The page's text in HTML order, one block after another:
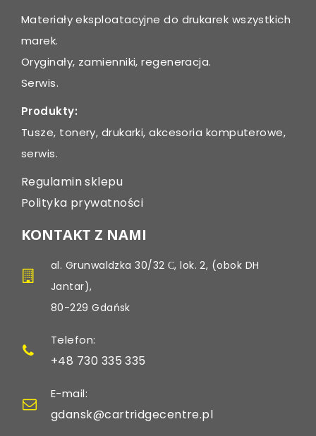
Materiały eksploatacyjne do drukarek wszystkich
marek.
Oryginały, zamienniki, regeneracja.
Serwis.
Produkty:
Tusze, tonery, drukarki, akcesoria komputerowe,
serwis.
Regulamin sklepu
Polityka prywatności
KONTAKT Z NAMI
al. Grunwaldzka 30/32 С, lok. 2, (obok DH
Jantar),
80-229 Gdańsk
Telefon:
+48 730 335 335
E-mail:
gdansk@cartridgecentre.pl